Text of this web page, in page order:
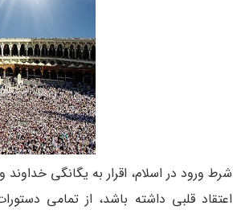
شرط ورود در اسلام، اقرار به یگانگی
اعتقاد قلبی داشته باشد، از تمامی